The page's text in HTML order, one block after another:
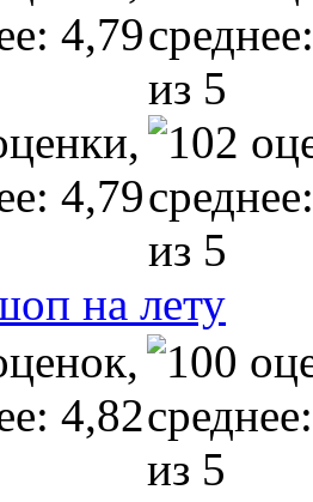
на лету